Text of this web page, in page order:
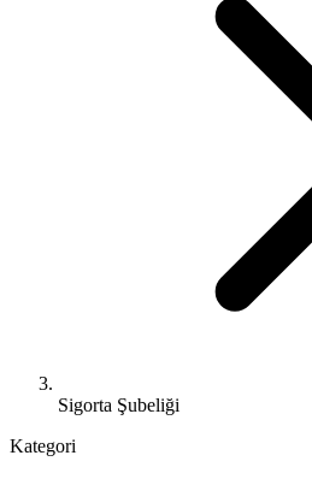
Sigorta Şubeliği
Kategori